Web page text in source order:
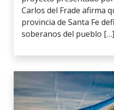
Carlos del Frade afirma
provincia de Santa Fe
soberanos del pueblo […]